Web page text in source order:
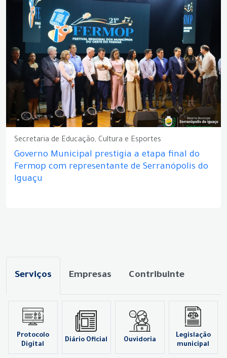
Secretaria de Educação, Cultura e Esportes
Governo Municipal prestigia a etapa final do
Fermop com representante de Serranópolis do
Iguaçu
Serviços Empresas Contribuinte
Protocolo
Digital
Diário Oficial Ouvidoria
Legislação
municipal